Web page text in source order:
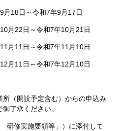
月18日～令和7年9月17日
月22日～令和7年10月21日
月11日～令和7年11月10日
月11日～令和7年12月10日
（開設予定含む）からの申込み
了承ください。
研修実施要領等」）​に添付して